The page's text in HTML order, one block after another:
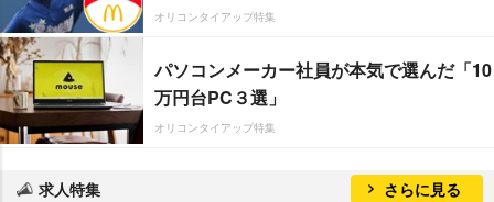
オリコンタイアップ特集
パソコンメーカー社員が本気で選んだ「10
万円台PC３選」
オリコンタイアップ特集
求人特集 さらに見る